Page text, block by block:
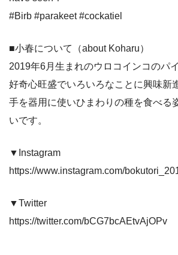
#Birb #parakeet #cockatiel
■小春について（about Koharu）
2019年6月生まれのウロコインコのパ
好奇心旺盛でいろいろなことに興味新
手を器用に使いひまわりの種を食べる
いです。
▼Instagram
https://www.instagram.com/
▼Twitter
https://twitter.com/bCG7bcAEtvAjOPv